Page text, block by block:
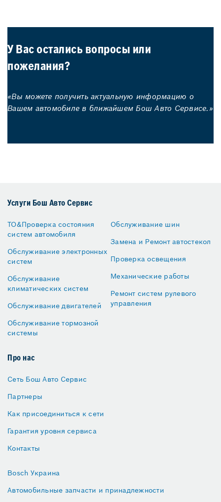
У Вас остались вопросы или
пожелания?
«Вы можете получить актуальную информацию о
Вашем автомобиле в ближайшем Бош Авто Сервисе.»
Услуги Бош Авто Сервис
ТО&Проверка состояния
систем автомобиля
Обслуживание электронных
систем
Обслуживание
климатических систем
Обслуживание двигателей
Обслуживание тормозной
системы
Обслуживание шин
Замена и Ремонт автостекол
Проверка освещения
Механические работы
Ремонт систем рулевого
управления
Про нас
Сеть Бош Авто Сервис
Партнеры
Как присоединиться к сети
Гарантия уровня сервиса
Контакты
Bosch Украина
Автомобильные запчасти и принадлежности